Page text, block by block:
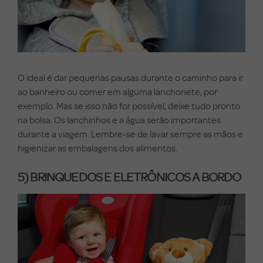
O ideal é dar pequenas pausas durante o caminho para ir
ao banheiro ou comer em alguma lanchonete, por
exemplo. Mas se isso não for possível, deixe tudo pronto
na bolsa. Os lanchinhos e a água serão importantes
durante a viagem. Lembre-se de lavar sempre as mãos e
higienizar as embalagens dos alimentos.
5) BRINQUEDOS E ELETRÔNICOS A BORDO